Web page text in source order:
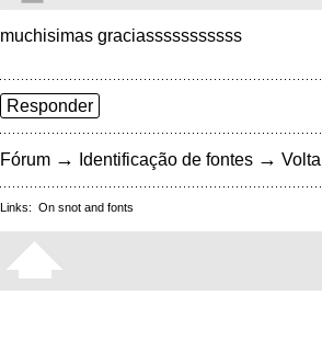
muchisimas graciasssssssssss
Responder
Fórum → Identificação de fontes →
Links: On snot and fonts